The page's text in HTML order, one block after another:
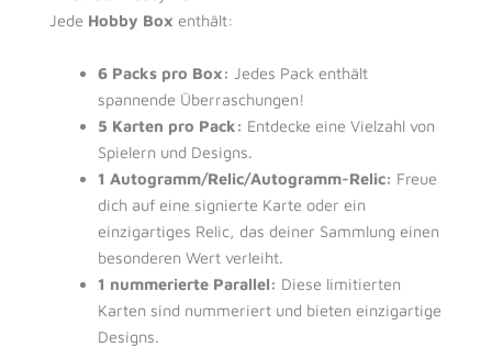
Jede Hobby Box enthält:
6 Packs pro Box: Jedes Pack enthält
spannende Überraschungen!
5 Karten pro Pack: Entdecke eine Vielzahl von
Spielern und Designs.
1 Autogramm/Relic/Autogramm-Relic: Freue
dich auf eine signierte Karte oder ein
einzigartiges Relic, das deiner Sammlung einen
besonderen Wert verleiht.
1 nummerierte Parallel: Diese limitierten
Karten sind nummeriert und bieten einzigartige
Designs.